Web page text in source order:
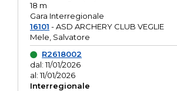
18 m
Gara Interregionale
16101 - ASD ARCHERY CLUB VEGLIE
Mele, Salvatore
R2618002
dal: 11/01/2026
al: 11/01/2026
Interregionale